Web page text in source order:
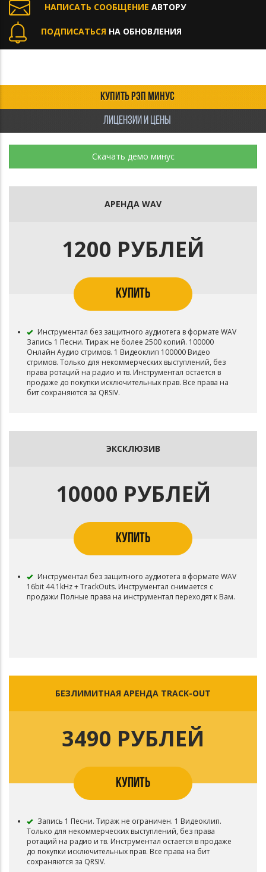
НАПИСАТЬ СООБЩЕНИЕ АВТОРУ
ПОДПИСАТЬСЯ НА ОБНОВЛЕНИЯ
КУПИТЬ РЭП МИНУС
ЛИЦЕНЗИИ И ЦЕНЫ
Скачать демо минус
АРЕНДА WAV
1200 РУБЛЕЙ
КУПИТЬ
Инструментал без защитного аудиотега в формате WAV
Запись 1 Песни. Тираж не более 2500 копий. 100000
Онлайн Аудио стримов. 1 Видеоклип 100000 Видео
стримов. Только для некоммерческих выступлений, без
права ротаций на радио и тв. Инструментал остается в
продаже до покупки исключительных прав. Все права на
бит сохраняются за QRSIV.
ЭКСКЛЮЗИВ
10000 РУБЛЕЙ
КУПИТЬ
Инструментал без защитного аудиотега в формате WAV
16bit 44.1kHz + TrackOuts. Инструментал снимается с
продажи Полные права на инструментал переходят к Вам.
БЕЗЛИМИТНАЯ АРЕНДА TRACK-OUT
3490 РУБЛЕЙ
КУПИТЬ
Запись 1 Песни. Тираж не ограничен. 1 Видеоклип.
Только для некоммерческих выступлений, без права
ротаций на радио и тв. Инструментал остается в продаже
до покупки исключительных прав. Все права на бит
сохраняются за QRSIV.